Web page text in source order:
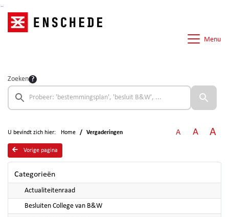
Menu
Zoeken
U bevindt zich hier: Home Vergaderingen A A A
Vorige pagina
Categorieën
Actualiteitenraad
Besluiten College van B&W